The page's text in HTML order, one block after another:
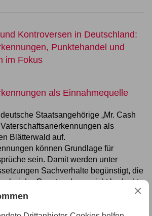
×
Kontroversen in Deutschland:
Punktehandel und
im Fokus
als Einnahmequelle
Staatsangehörige „Mr. Cash
als
Blätterwald auf.
können Grundlage für
sein. Damit werden unter
Sachverhalte begünstigt, die
bei der Gesetzgebung nicht bedacht